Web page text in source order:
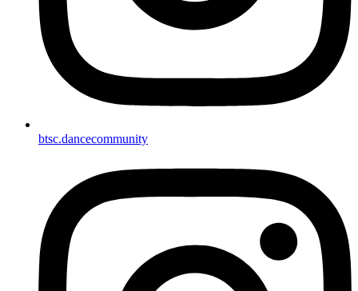
btsc.dancecommunity